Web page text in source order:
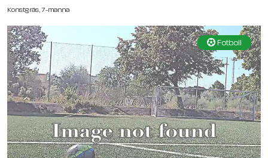
Konstgräs, 7-manna
Fotboll